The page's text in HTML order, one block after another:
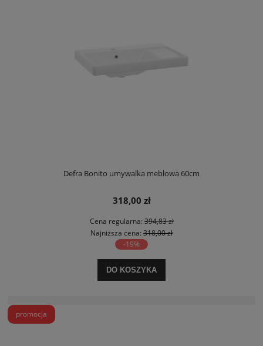
Defra Bonito umywalka meblowa 60cm
318,00 zł
Cena regularna:394,83 zł
Najniższa cena: 318,00 zł
-19%
DO KOSZYKA
promocja